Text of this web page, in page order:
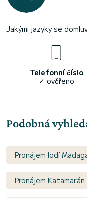
Jakými jazyky se
Telefonní číslo
✓ ověřeno
Podobná
Pronájem lodí
Pronájem